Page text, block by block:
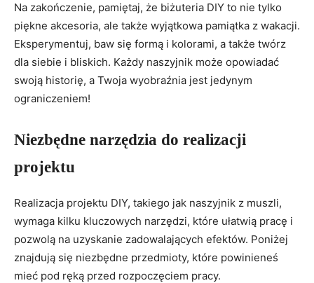
Na zakończenie, pamiętaj, że biżuteria DIY to nie tylko
piękne akcesoria, ale także wyjątkowa pamiątka z wakacji.
Eksperymentuj, baw się formą i kolorami, a także twórz
dla siebie i bliskich. Każdy naszyjnik może opowiadać
swoją historię, a Twoja wyobraźnia jest jedynym
ograniczeniem!
Niezbędne narzędzia do realizacji
projektu
Realizacja projektu DIY, takiego jak naszyjnik z muszli,
wymaga kilku kluczowych narzędzi, które ułatwią pracę i
pozwolą na uzyskanie zadowalających efektów. Poniżej
znajdują się niezbędne przedmioty, które powinieneś
mieć pod ręką przed rozpoczęciem pracy.